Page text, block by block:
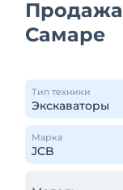
Продажа
Самаре
Тип техники
Марка